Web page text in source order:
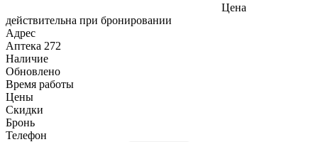
Цена
действительна при бронировании
Адрес
Аптека 272
Наличие
Обновлено
Время работы
Цены
Скидки
Бронь
Телефон